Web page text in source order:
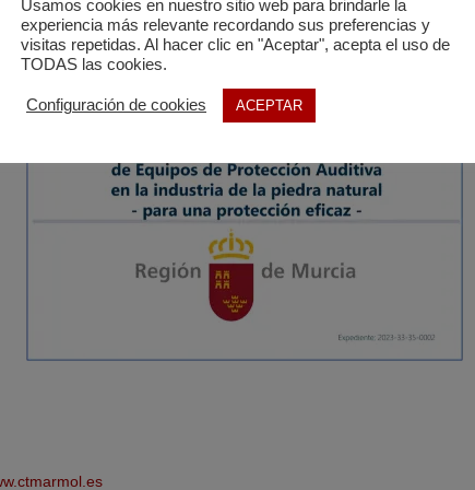
AUDIOVISUAL
Usamos cookies en nuestro sitio web para brindarle la
experiencia más relevante recordando sus preferencias y
visitas repetidas. Al hacer clic en "Aceptar", acepta el uso de
TODAS las cookies.
Configuración de cookies ACEPTAR